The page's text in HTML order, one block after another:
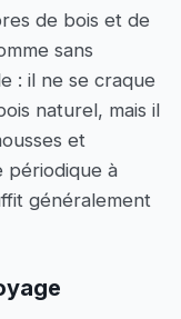
de bois et de
sans
: il ne se craque
naturel, mais il
et
périodique à
généralement